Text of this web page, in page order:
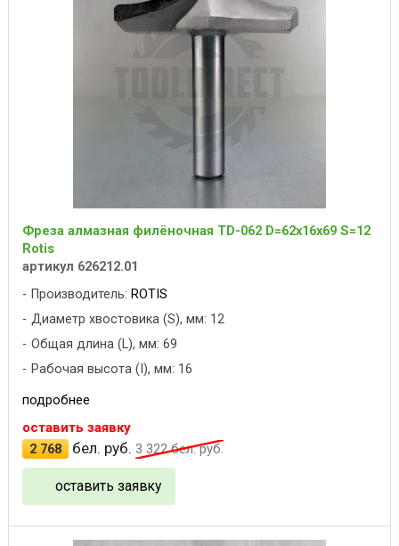
Фреза алмазная филёночная TD-062 D=62x16x69 S=12
Rotis
артикул 626212.01
Производитель: ROTIS
Диаметр хвостовика (S), мм: 12
Общая длина (L), мм: 69
Рабочая высота (I), мм: 16
подробнее
оставить заявку
2 768
бел. руб. 3 322бел. руб.
оставить заявку